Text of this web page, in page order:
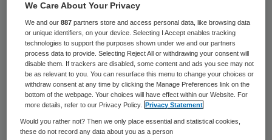
Vrouwen tussen de 50 en 74 jaar die
regelmatig worden gescreend op
borstkanker, hebben een veel kleinere kans
om aan de ziekte te overlijden als ze deze
blijken te hebben. Het gaat internationaal
om een 40 procent lagere kans, in
We Care About Your Privacy
We and our887 partners store and access personal data, like browsing data
or unique identifiers, on your device. Selecting I Accept enables tracking
technologies to support the purposes shown under we and our partners
process data to provide. Selecting Reject All or withdrawing your consent will
disable them. If trackers are disabled, some content and ads you see may not
be as relevant to you. You can resurface this menu to change your choices or
withdraw consent at any time by clicking the Manage Preferences link on the
bottom of the webpage. Your choices will have effect within our Website. For
more details, refer to our Privacy Policy.
Privacy Statement
Would you rather not? Then we only place essential and statistical cookies,
these do not record any data about you as a person